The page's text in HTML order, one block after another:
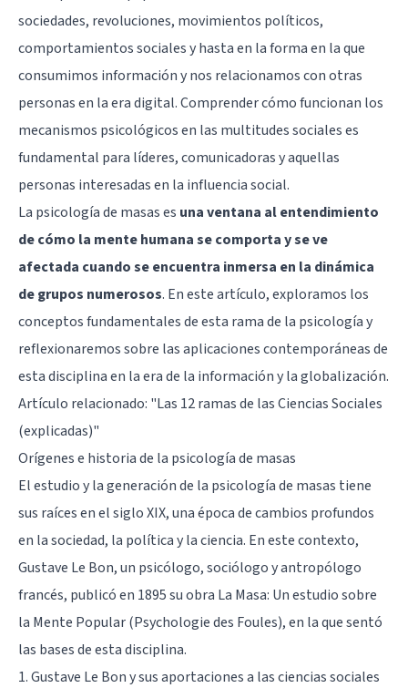
sociedades, revoluciones, movimientos políticos,
comportamientos sociales y hasta en la forma en la que
consumimos información y nos relacionamos con otras
personas en la era digital. Comprender cómo funcionan los
mecanismos psicológicos en las multitudes sociales es
fundamental para líderes, comunicadoras y aquellas
personas interesadas en la influencia social.
La psicología de masas es una ventana al entendimiento
de cómo la mente humana se comporta y se ve
afectada cuando se encuentra inmersa en la dinámica
de grupos numerosos. En este artículo, exploramos los
conceptos fundamentales de esta rama de la psicología y
reflexionaremos sobre las aplicaciones contemporáneas de
esta disciplina en la era de la información y la globalización.
Artículo relacionado: "Las 12 ramas de las Ciencias Sociales
(explicadas)"
Orígenes e historia de la psicología de masas
El estudio y la generación de la psicología de masas tiene
sus raíces en el siglo XIX, una época de cambios profundos
en la sociedad, la política y la ciencia. En este contexto,
Gustave Le Bon, un psicólogo, sociólogo y antropólogo
francés, publicó en 1895 su obra La Masa: Un estudio sobre
la Mente Popular (Psychologie des Foules), en la que sentó
las bases de esta disciplina.
1. Gustave Le Bon y sus aportaciones a las ciencias sociales